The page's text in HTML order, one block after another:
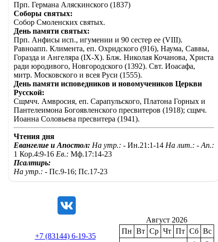
Прп. Германа Аляскинского (1837)
Соборы святых:
Собор Смоленских святых.
День памяти святых:
Прп. Анфисы исп., игумении и 90 сестер ее (VIII).
Равноапп. Климента, еп. Охридского (916), Наума, Саввы,
Горазда и Ангеляра (IX-X). Блж. Николая Кочанова, Христа
ради юродивого, Новгородского (1392). Свт. Иоасафа,
митр. Московского и всея Руси (1555).
День памяти исповедников и новомучеников Церкви
Русской:
Сщмчч. Амвросия, еп. Сарапульского, Платона Горных и
Пантелеимона Богоявленского пресвитеров (1918); сщмч.
Иоанна Соловьева пресвитера (1941).
Чтения дня
Евангелие и Апостол: На утр.: - Ин.21:1-14 На лит.: - Ап.:
1 Кор.4:9-16 Ев.: Мф.17:14-23
Псалтирь:
На утр.: - Пс.9-16; Пс.17-23
+7 (83144) 6-19-35
Август 2026
Пн Вт Ср Чт Пт Сб Вс